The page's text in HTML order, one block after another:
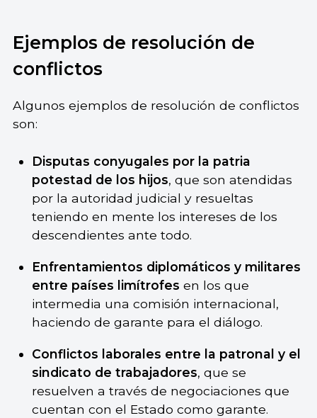
Ejemplos de resolución de
conflictos
Algunos ejemplos de resolución de conflictos
son:
Disputas conyugales por la patria
potestad de los hijos, que son atendidas
por la autoridad judicial y resueltas
teniendo en mente los intereses de los
descendientes ante todo.
Enfrentamientos diplomáticos y militares
entre países limítrofes en los que
intermedia una comisión internacional,
haciendo de garante para el diálogo.
Conflictos laborales entre la patronal y el
sindicato de trabajadores, que se
resuelven a través de negociaciones que
cuentan con el Estado como garante.